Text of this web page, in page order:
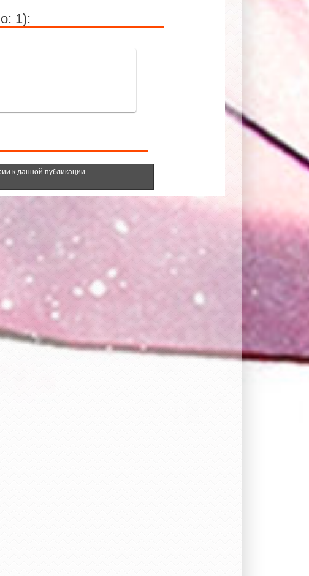
1):
к данной публикации.